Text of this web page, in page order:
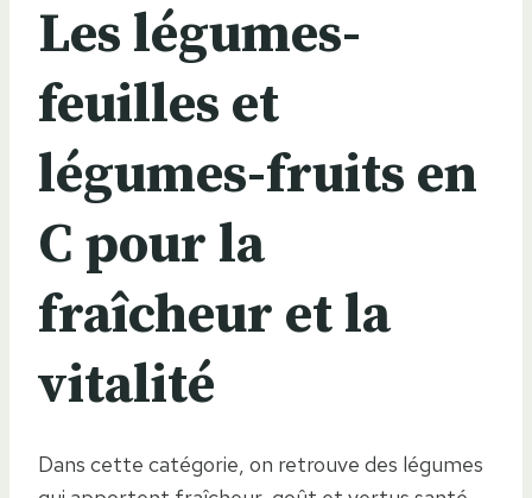
Les légumes-
feuilles et
légumes-fruits en
C pour la
fraîcheur et la
vitalité
Dans cette catégorie, on retrouve des légumes